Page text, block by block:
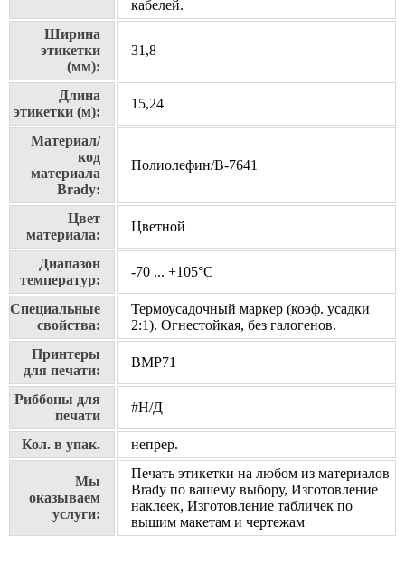
кабелей.
Ширина
этикетки
(мм):
31,8
Длина
этикетки (м):
15,24
Материал/
код
материала
Brady:
Полиолефин/В-7641
Цвет
материала:
Цветной
Диапазон
температур:
-70 ... +105°С
Специальные
свойства:
Термоусадочный маркер (коэф. усадки
2:1). Огнестойкая, без галогенов.
Принтеры
для печати:
BMP71
Риббоны для
печати
#Н/Д
Кол. в упак. непрер.
Мы
оказываем
услуги:
Печать этикетки на любом из материалов
Brady по вашему выбору, Изготовление
наклеек, Изготовление табличек по
вышим макетам и чертежам